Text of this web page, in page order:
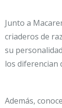
Junto a
criaderos de
su
los diferencian
Además,